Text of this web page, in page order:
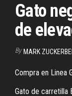
Gato
de
By MARK
Compra en Linea
Gato de carretilla